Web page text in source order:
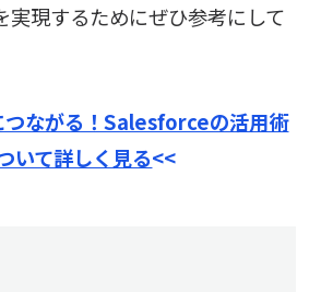
実現するためにぜひ参考にして
つながる！Salesforceの活用術
いて詳しく見る<<